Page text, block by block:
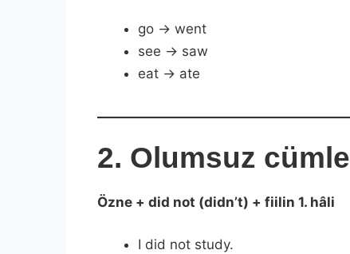
go → went
see → saw
eat → ate
2. Olumsuz cümle
Özne + did not (didn’t) + fiilin 1. hâli
I did not study.